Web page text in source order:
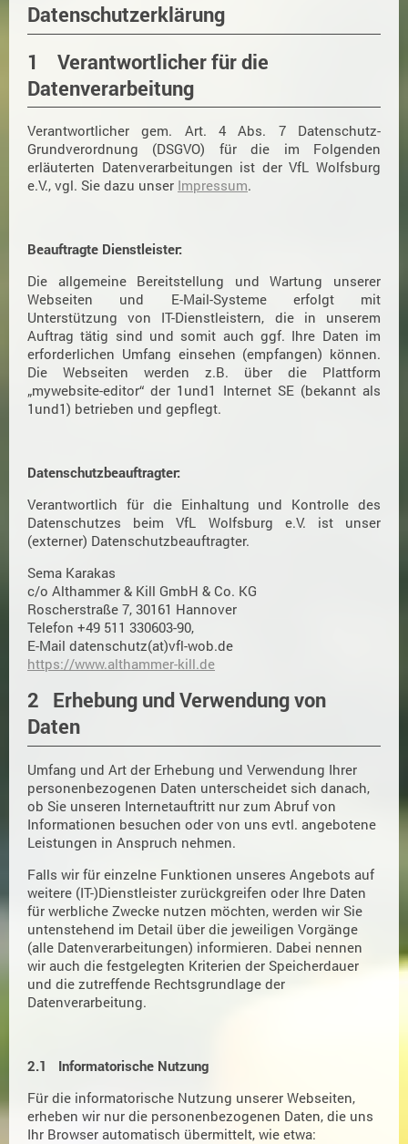
Datenschutzerklärung
1 Verantwortlicher für die
Datenverarbeitung
Verantwortlicher gem. Art. 4 Abs. 7 Datenschutz-
Grundverordnung (DSGVO) für die im Folgenden
erläuterten Datenverarbeitungen ist der VfL Wolfsburg
e.V., vgl. Sie dazu unser Impressum.
Beauftragte Dienstleister:
Die allgemeine Bereitstellung und Wartung unserer
Webseiten und E-Mail-Systeme erfolgt mit
Unterstützung von IT-Dienstleistern, die in unserem
Auftrag tätig sind und somit auch ggf. Ihre Daten im
erforderlichen Umfang einsehen (empfangen) können.
Die Webseiten werden z.B. über die Plattform
„mywebsite-editor“ der 1und1 Internet SE (bekannt als
1und1) betrieben und gepflegt.
Datenschutzbeauftragter:
Verantwortlich für die Einhaltung und Kontrolle des
Datenschutzes beim VfL Wolfsburg e.V. ist unser
(externer) Datenschutzbeauftragter.
Sema Karakas
c/o Althammer & Kill GmbH & Co. KG
Roscherstraße 7, 30161 Hannover
Telefon +49 511 330603-90,
E-Mail datenschutz(at)vfl-wob.de
https://www.althammer-kill.de
2 Erhebung und Verwendung von
Daten
Umfang und Art der Erhebung und Verwendung Ihrer
personenbezogenen Daten unterscheidet sich danach,
ob Sie unseren Internetauftritt nur zum Abruf von
Informationen besuchen oder von uns evtl. angebotene
Leistungen in Anspruch nehmen.
Falls wir für einzelne Funktionen unseres Angebots auf
weitere (IT-)Dienstleister zurückgreifen oder Ihre Daten
für werbliche Zwecke nutzen möchten, werden wir Sie
untenstehend im Detail über die jeweiligen Vorgänge
(alle Datenverarbeitungen) informieren. Dabei nennen
wir auch die festgelegten Kriterien der Speicherdauer
und die zutreffende Rechtsgrundlage der
Datenverarbeitung.
2.1 Informatorische Nutzung
Für die informatorische Nutzung unserer Webseiten,
erheben wir nur die personenbezogenen Daten, die uns
Ihr Browser automatisch übermittelt, wie etwa: